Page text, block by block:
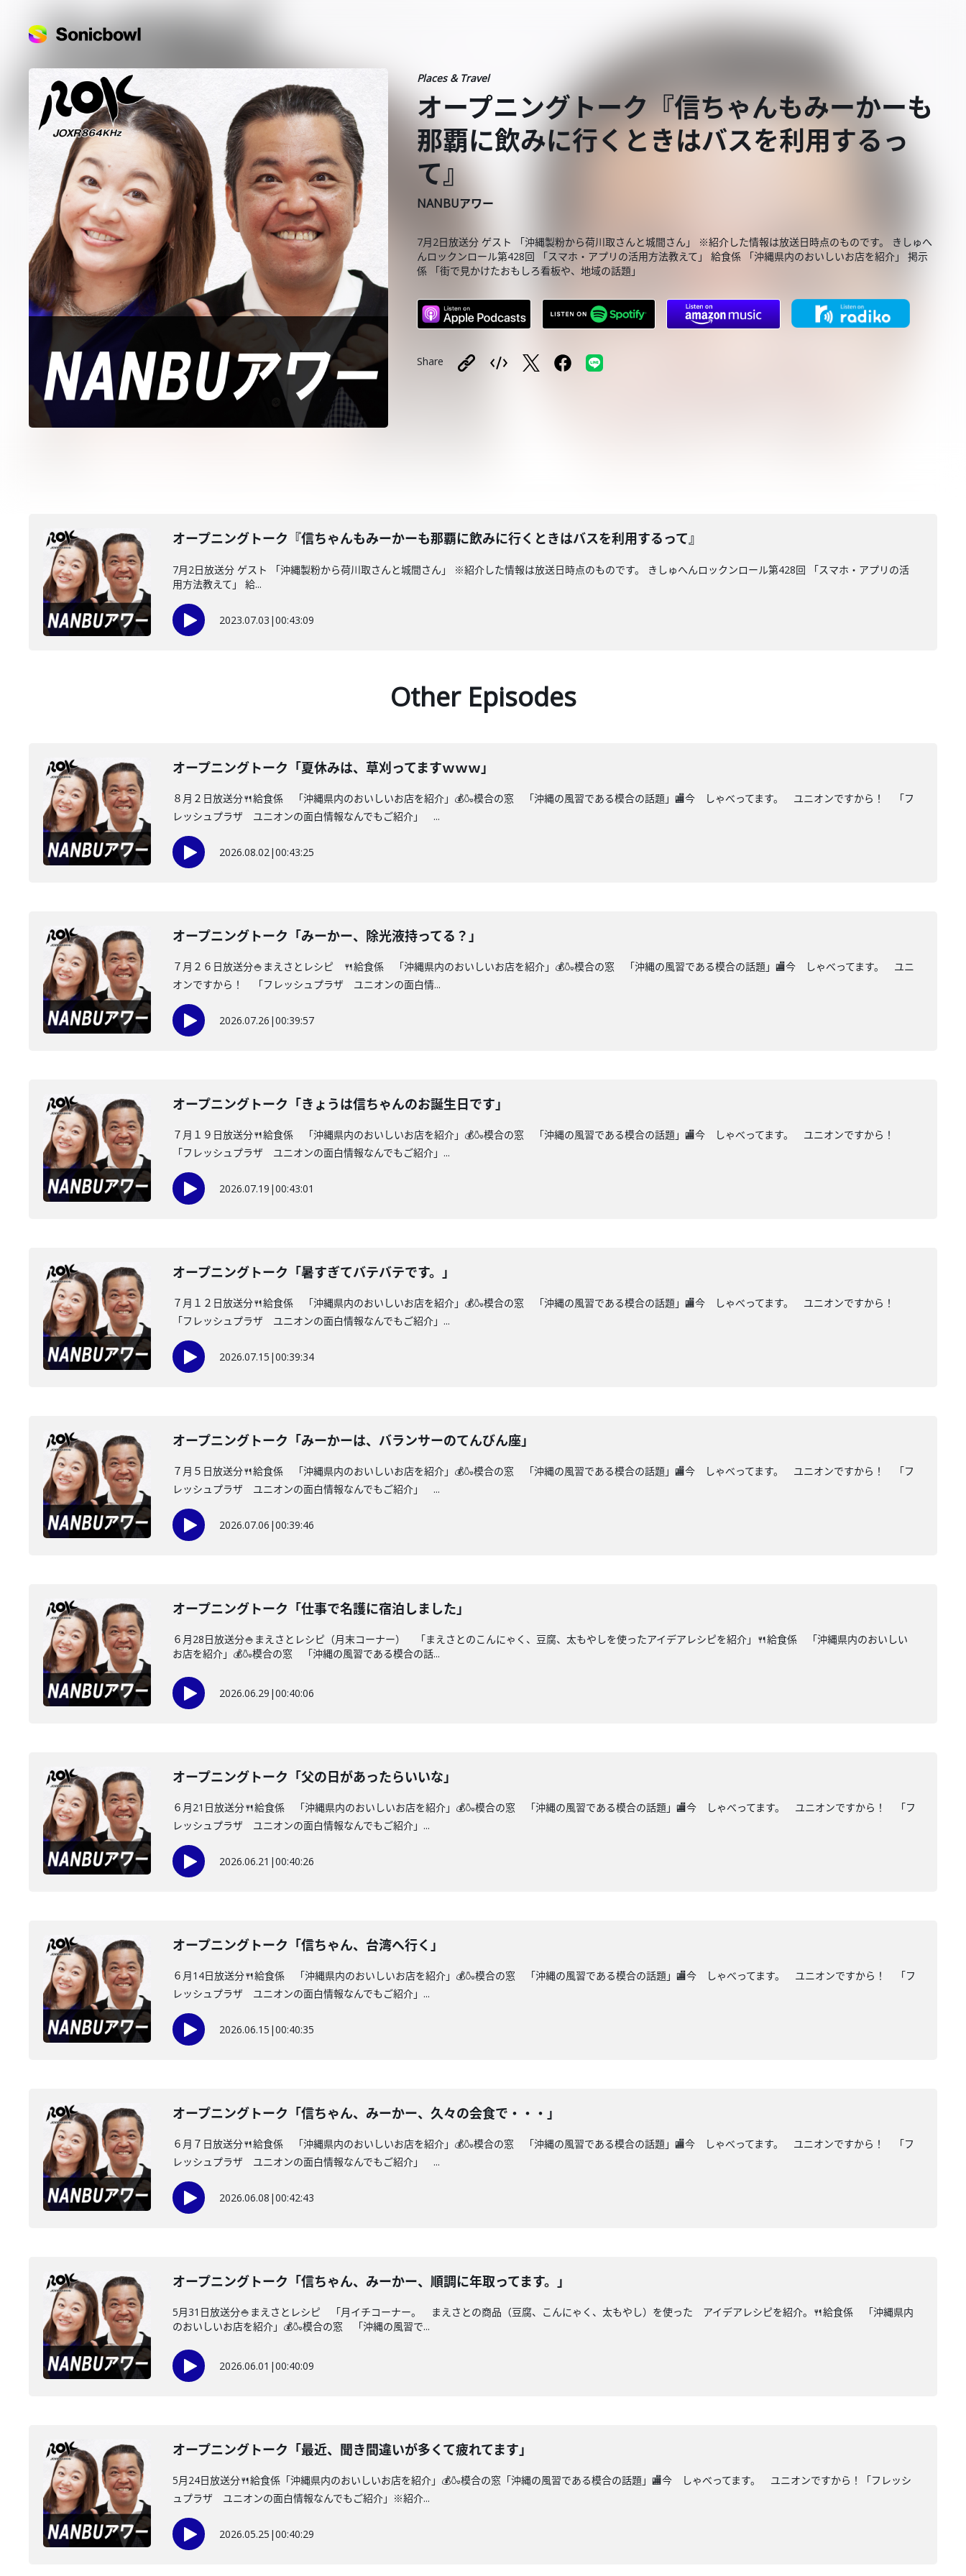
Places & Travel
オープニングトーク『信ちゃんもみーかーも
那覇に飲みに行くときはバスを利用するっ
て』
NANBUアワー
7月2日放送分 ゲスト 「沖縄製粉から荷川取さんと城間さん」 ※紹介した情報は放送日時点のものです。 きしゅへ
んロックンロール第428回 「スマホ・アプリの活用方法教えて」 給食係 「沖縄県内のおいしいお店を紹介」 掲示
係 「街で見かけたおもしろ看板や、地域の話題」
Share
オープニングトーク『信ちゃんもみーかーも那覇に飲みに行くときはバスを利用するって』
7月2日放送分 ゲスト 「沖縄製粉から荷川取さんと城間さん」 ※紹介した情報は放送日時点のものです。 きしゅへんロックンロール第428回 「スマホ・アプリの活
用方法教えて」 給...
2023.07.03 |00:43:09
Other Episodes
オープニングトーク「夏休みは、草刈ってますｗｗｗ」
８月２日放送分🍴給食係 「沖縄県内のおいしいお店を紹介」💰🍶模合の窓 「沖縄の風習である模合の話題」🏬今 しゃべってます。 ユニオンですから！ 「フ
レッシュプラザ ユニオンの面白情報なんでもご紹介」 ...
2026.08.02|00:43:25
オープニングトーク「みーかー、除光液持ってる？」
７月２６日放送分🍚まえさとレシピ 🍴給食係 「沖縄県内のおいしいお店を紹介」💰🍶模合の窓 「沖縄の風習である模合の話題」🏬今 しゃべってます。 ユニ
オンですから！ 「フレッシュプラザ ユニオンの面白情...
2026.07.26 |00:39:57
オープニングトーク「きょうは信ちゃんのお誕生日です」
７月１９日放送分🍴給食係 「沖縄県内のおいしいお店を紹介」💰🍶模合の窓 「沖縄の風習である模合の話題」🏬今 しゃべってます。 ユニオンですから！
「フレッシュプラザ ユニオンの面白情報なんでもご紹介」...
2026.07.19 |00:43:01
オープニングトーク「暑すぎてバテバテです。」
７月１２日放送分🍴給食係 「沖縄県内のおいしいお店を紹介」💰🍶模合の窓 「沖縄の風習である模合の話題」🏬今 しゃべってます。 ユニオンですから！
「フレッシュプラザ ユニオンの面白情報なんでもご紹介」...
2026.07.15 |00:39:34
オープニングトーク「みーかーは、バランサーのてんびん座」
７月５日放送分🍴給食係 「沖縄県内のおいしいお店を紹介」💰🍶模合の窓 「沖縄の風習である模合の話題」🏬今 しゃべってます。 ユニオンですから！ 「フ
レッシュプラザ ユニオンの面白情報なんでもご紹介」 ...
2026.07.06 |00:39:46
オープニングトーク「仕事で名護に宿泊しました」
６月28日放送分🍚まえさとレシピ（月末コーナー） 「まえさとのこんにゃく、豆腐、太もやしを使ったアイデアレシピを紹介」🍴給食係 「沖縄県内のおいしい
お店を紹介」💰🍶模合の窓 「沖縄の風習である模合の話...
2026.06.29 |00:40:06
オープニングトーク「父の日があったらいいな」
６月21日放送分🍴給食係 「沖縄県内のおいしいお店を紹介」💰🍶模合の窓 「沖縄の風習である模合の話題」🏬今 しゃべってます。 ユニオンですから！ 「フ
レッシュプラザ ユニオンの面白情報なんでもご紹介」...
2026.06.21 |00:40:26
オープニングトーク「信ちゃん、台湾へ行く」
６月14日放送分🍴給食係 「沖縄県内のおいしいお店を紹介」💰🍶模合の窓 「沖縄の風習である模合の話題」🏬今 しゃべってます。 ユニオンですから！ 「フ
レッシュプラザ ユニオンの面白情報なんでもご紹介」...
2026.06.15 |00:40:35
オープニングトーク「信ちゃん、みーかー、久々の会食で・・・」
６月７日放送分🍴給食係 「沖縄県内のおいしいお店を紹介」💰🍶模合の窓 「沖縄の風習である模合の話題」🏬今 しゃべってます。 ユニオンですから！ 「フ
レッシュプラザ ユニオンの面白情報なんでもご紹介」 ...
2026.06.08 |00:42:43
オープニングトーク「信ちゃん、みーかー、順調に年取ってます。」
5月31日放送分🍚まえさとレシピ 「月イチコーナー。 まえさとの商品（豆腐、こんにゃく、太もやし）を使った アイデアレシピを紹介。🍴給食係 「沖縄県内
のおいしいお店を紹介」💰🍶模合の窓 「沖縄の風習で...
2026.06.01 |00:40:09
オープニングトーク「最近、聞き間違いが多くて疲れてます」
5月24日放送分🍴給食係「沖縄県内のおいしいお店を紹介」💰🍶模合の窓「沖縄の風習である模合の話題」🏬今 しゃべってます。 ユニオンですから！「フレッシ
ュプラザ ユニオンの面白情報なんでもご紹介」※紹介...
2026.05.25 |00:40:29